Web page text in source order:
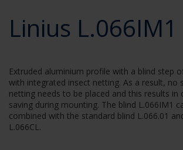
Linius L.066IM1
Extruded aluminium profile with a blind step
with integrated insect netting. As a result, no
netting needs to be placed and this results in
saving during mounting. The blind L.066IM1
combined with the standard blind L.066.01
L.066CL.